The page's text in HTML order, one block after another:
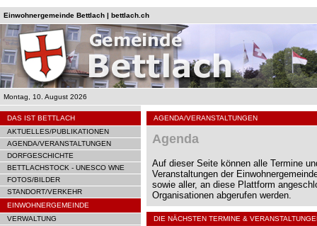
Einwohnergemeinde Bettlach | bettlach.ch
Montag, 10. August 2026
DAS IST BETTLACH
AKTUELLES/PUBLIKATIONEN
AGENDA/VERANSTALTUNGEN
DORFGESCHICHTE
BETTLACHSTOCK - UNESCO WNE
FOTOS/BILDER
STANDORT/VERKEHR
EINWOHNERGEMEINDE
VERWALTUNG
AGENDA/VERANSTALTUNGEN
Agenda
Auf dieser Seite können alle Termine
Veranstaltungen der
sowie aller, an diese Plattform
Organisationen abgerufen werden.
DIE NÄCHSTEN TERMINE &